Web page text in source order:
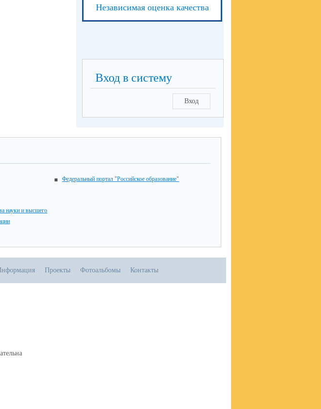
Независимая оценка качества
Вход в систему
Вход
Федеральный портал "Российское образование"
науки и высшего
Проекты Фотоальбомы Контакты